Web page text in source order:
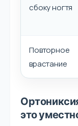
сбоку ногтя
Повторное
врастание
это